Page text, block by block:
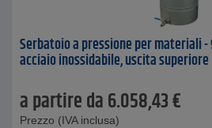
Serbatoio a pressione per materiali
acciaio inossidabile, uscita superiore
a partire da6.058,43€
Prezzo (IVA inclusa)